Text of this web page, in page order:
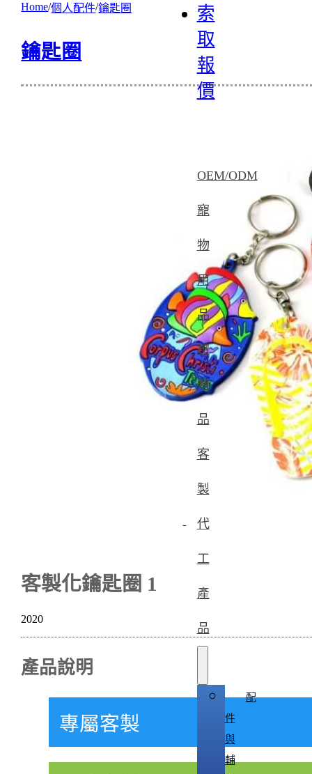
索
取
報
價
OEM/ODM
寵
物
用
品
禮
贈
品
客
製
代
工
產
品
配
件
與
輔
Home 個人配件 鑰匙圈
鑰匙圈
客製化鑰匙圈 1
2020
產品說明
專屬客製